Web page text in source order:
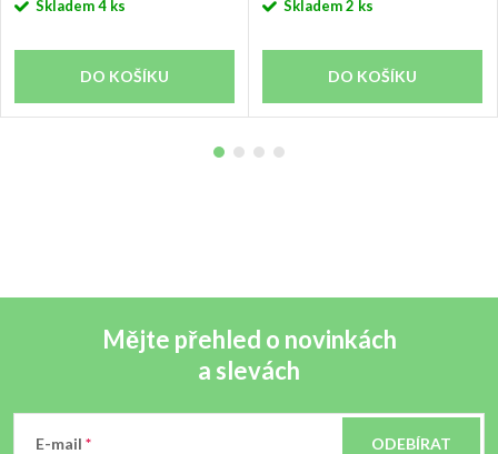
Skladem4 ks
DO KOŠÍKU
Skladem2 ks
DO KOŠÍKU
Mějte přehled o novinkách
a slevách
E-mail ODEBÍRAT